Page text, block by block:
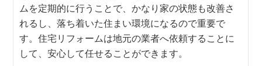
ムを定期的に行うことで、かなり家の状態も改善さ
れるし、落ち着いた住まい環境になるので重要で
す。住宅リフォームは地元の業者へ依頼することに
して、安心して任せることができます。